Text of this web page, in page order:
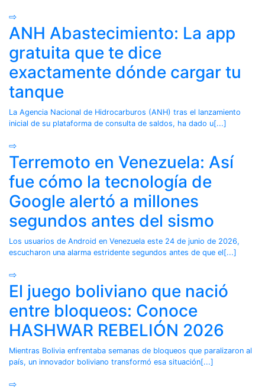
⇨
ANH Abastecimiento: La app
gratuita que te dice
exactamente dónde cargar tu
tanque
La Agencia Nacional de Hidrocarburos (ANH) tras el lanzamiento
inicial de su plataforma de consulta de saldos, ha dado u[...]
⇨
Terremoto en Venezuela: Así
fue cómo la tecnología de
Google alertó a millones
segundos antes del sismo
Los usuarios de Android en Venezuela este 24 de junio de 2026,
escucharon una alarma estridente segundos antes de que el[...]
⇨
El juego boliviano que nació
entre bloqueos: Conoce
HASHWAR REBELIÓN 2026
Mientras Bolivia enfrentaba semanas de bloqueos que paralizaron al
país, un innovador boliviano transformó esa situación[...]
⇨